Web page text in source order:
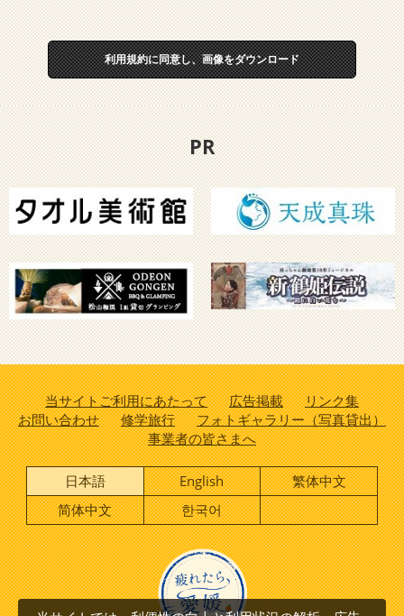
利用規約に同意し、画像をダウンロード
PR
当サイトご利用にあたって 広告掲載
リンク集
お問い合わせ
修学旅行
フォトギャラリー（写真貸出）
事業者の皆さまへ
日本語 English
繁体中文
简体中文
한국어